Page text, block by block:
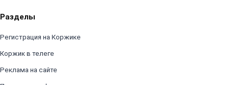
Разделы
Регистрация на Коржике
Коржик в телеге
Реклама на сайте